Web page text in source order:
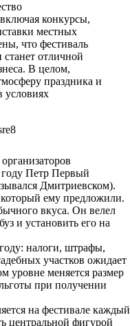
конкурсы,
местных
что фестиваль
отличной
В целом,
праздника и
условиях
году Петр Первый
Дмитриевском).
который ему предложили.
вкуса. Он велел
и установить его на
налоги, штрафы,
участков ожидает
уровне меняется размер
при получении
на фестивале каждый
центральной фигурой